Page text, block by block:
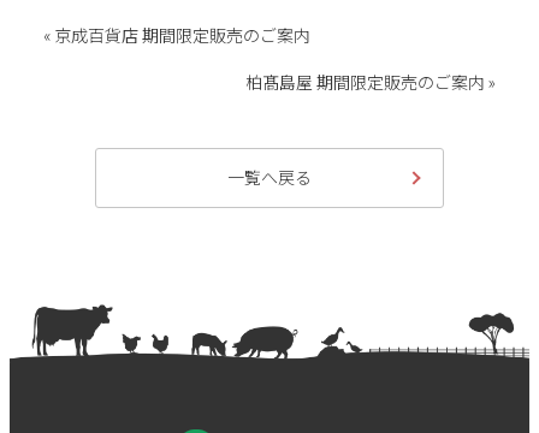
« 京成百貨店 期間限定販売のご案内
柏髙島屋 期間限定販売のご案内 »
一覧へ戻る